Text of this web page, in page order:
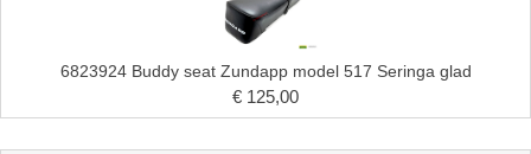
6823924 Buddy seat Zundapp model 517 Seringa glad
€ 125,00